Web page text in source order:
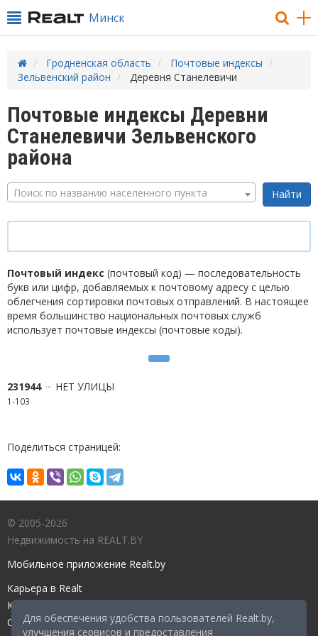
Для обеспечения удобства пользователей Realt.by,
улучшения сервисов и предоставления
Минск
Гродненская область
Почтовые индексы
Зельвенский район
Деревня Станелевичи
Почтовые индексы Деревни
Станелевичи Зельвенского
района
Поиск по названию населенного пункта
Почтовый индекс (почтовый код) — последовательность
букв или цифр, добавляемых к почтовому адресу с целью
облегчения сортировки почтовых отправлений. В настоящее
время большинство национальных почтовых служб
использует почтовые индексы (почтовые коды).
231944 НЕТ УЛИЦЫ
1-103
Поделиться страницей:
© 2005-2026
Недвижимость на REALT.BY
Мобильное приложение Realt.by
Карьера в Realt
Контакты редакции
Справочный центр